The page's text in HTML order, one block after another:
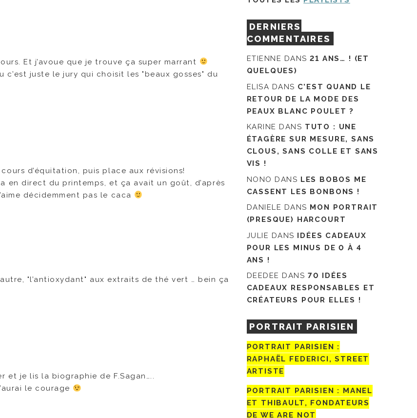
Et j’avoue que je trouve ça super marrant
juste le jury qui choisit les "beaux gosses" du
d’équitation, puis place aux révisions!
en direct du printemps, et ça avait un goût, d’après
décidemment pas le caca
"l’antioxydant" aux extraits de thé vert … bein ça
et je lis la biographie de F.Sagan…..
le courage
DERNIERS
COMMENTAIRES
ETIENNE DANS21 ANS… ! (ET
QUELQUES)
ELISA DANS C’EST QUAND LE
RETOUR DE LA MODE DES
PEAUX BLANC POULET ?
KARINE DANS TUTO : UNE
ÉTAGÈRE SUR MESURE, SANS
CLOUS, SANS COLLE ET SANS
VIS !
NONO DANS LES BOBOS ME
CASSENT LES BONBONS !
DANIELE DANS MON PORTRAIT
(PRESQUE) HARCOURT
JULIE DANS IDÉES CADEAUX
POUR LES MINUS DE 0 À 4
ANS !
DEEDEE DANS 70 IDÉES
CADEAUX RESPONSABLES ET
CRÉATEURS POUR ELLES !
PORTRAIT PARISIEN
PORTRAIT PARISIEN :
RAPHAËL FEDERICI, STREET
ARTISTE
PORTRAIT PARISIEN : MANEL
ET THIBAULT, FONDATEURS
DE WE ARE NOT